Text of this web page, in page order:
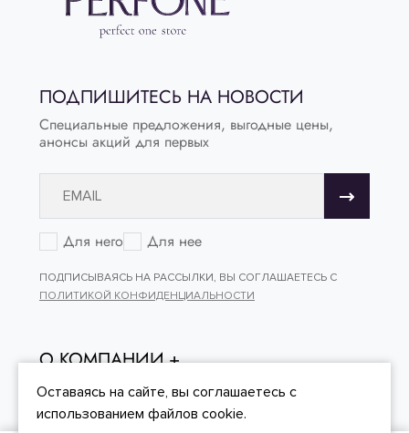
ПОДПИШИТЕСЬ НА НОВОСТИ
Специальные предложения, выгодные цены,
анонсы акций для первых
Для него Для нее
ПОДПИСЫВАЯСЬ НА РАССЫЛКИ, ВЫ СОГЛАШАЕТЕСЬ С
ПОЛИТИКОЙ КОНФИДЕНЦИАЛЬНОСТИ
О КОМПАНИИ
ОНЛАЙН - ПОКУПКИ
Оставаясь на сайте, вы соглашаетесь с
использованием файлов cookie.